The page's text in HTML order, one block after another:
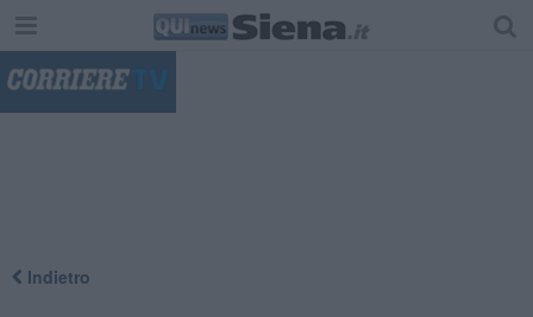
Indietro